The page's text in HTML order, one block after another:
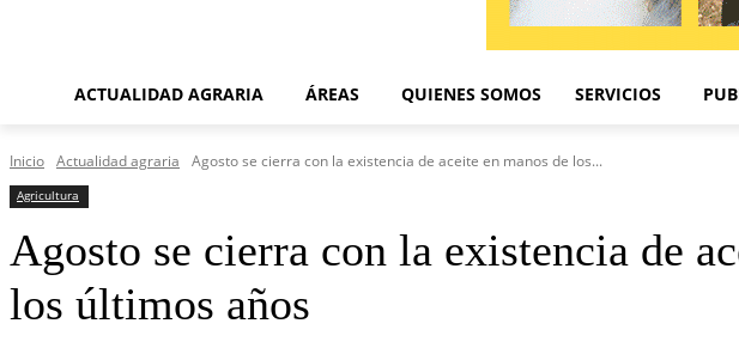
ACTUALIDAD AGRARIA ÁREAS QUIENES SOMOS SERVICIOS
Inicio Actualidad agraria Agosto se cierra con la existencia de aceite en manos de los...
Agricultura
Agosto se cierra con la existencia de
los últimos años